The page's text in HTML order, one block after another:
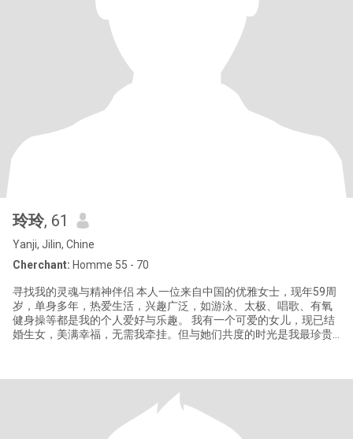
玲玲, 61
Yanji, Jilin, Chine
Cherchant: Homme 55 - 70
寻找我的灵魂与精神伴侣 本人一位来自中国的优雅女士，现年59周
岁，单身多年，热爱生活，兴趣广泛，如游泳、太极、唱歌、有氧
健身操等都是我的个人爱好与乐趣。 我有一个可爱的女儿，现已结
婚生女，美满幸福，无需我牵挂。但与她们共度的时光是我最珍贵
丽的春季里，与你相识，相爱，相伴，相互尊重，共度余生，因余
生很贵，一定倍加珍惜。最后祝愿我们青春永住，幸福满满，万事